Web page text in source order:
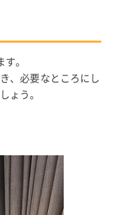
。
、必要なところにし
ょう。